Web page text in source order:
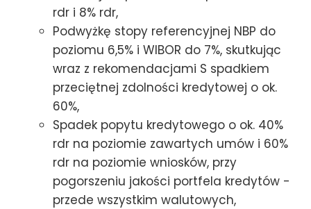
rdr i 8% rdr,
Podwyżkę stopy referencyjnej NBP do
poziomu 6,5% i WIBOR do 7%, skutkując
wraz z rekomendacjami S spadkiem
przeciętnej zdolności kredytowej o ok.
60%,
Spadek popytu kredytowego o ok. 40%
rdr na poziomie zawartych umów i 60%
rdr na poziomie wniosków, przy
pogorszeniu jakości portfela kredytów -
przede wszystkim walutowych,